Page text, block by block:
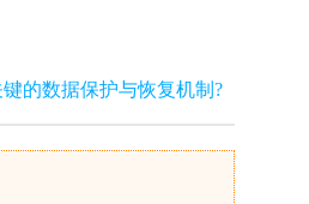
的数据保护与恢复机制?